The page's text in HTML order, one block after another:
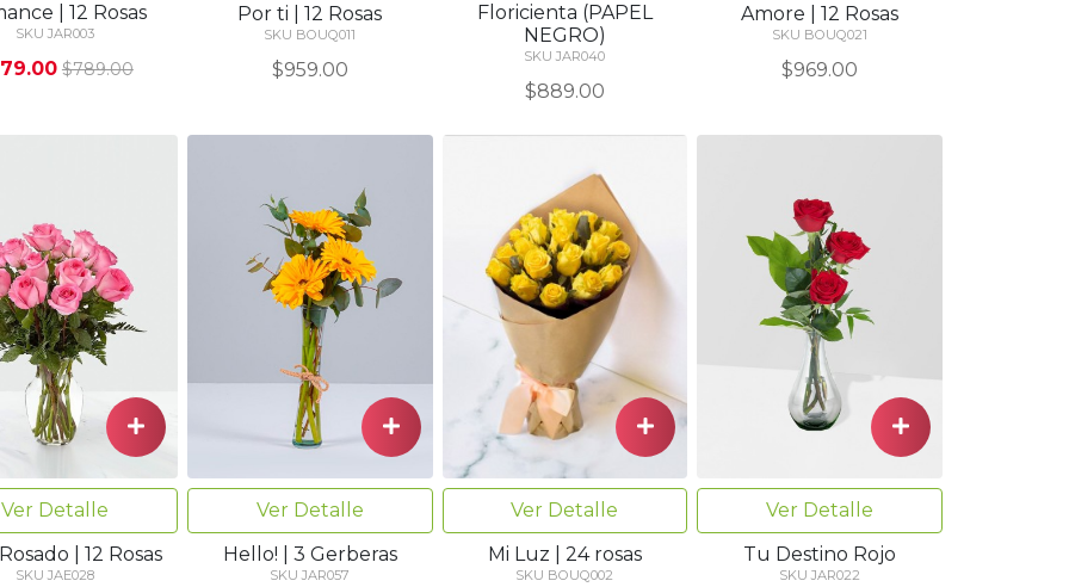
| 12 Rosas
SKU JAR003
$789.00
Por ti | 12 Rosas
SKU BOUQ011
$959.00
Floricienta (PAPEL
NEGRO)
SKU JAR040
$889.00
Amore | 12 Rosas
SKU BOUQ021
$969.00
Ver Detalle
| 12 Rosas
SKU JAE028
Ver Detalle
Hello! | 3 Gerberas
SKU JAR057
Ver Detalle
Mi Luz | 24 rosas
SKU BOUQ002
Ver Detalle
Tu Destino Rojo
SKU JAR022